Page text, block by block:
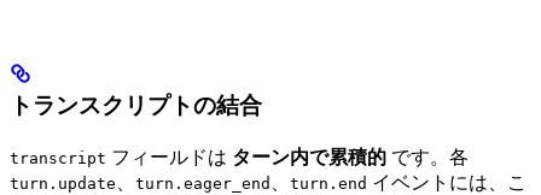
トランスクリプトの結合
transcript フィールドは ターン内で累積的 です。各
turn.update turn.eager_end turn.end イベントには、こ